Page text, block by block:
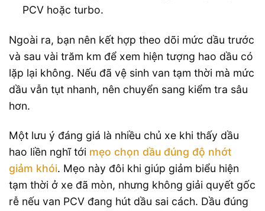
PCV hoặc turbo.
Ngoài ra, bạn nên kết hợp theo dõi mức dầu trước
và sau vài trăm km để xem hiện tượng hao dầu có
lặp lại không. Nếu đã vệ sinh van tạm thời mà mức
dầu vẫn tụt nhanh, nên chuyển sang kiểm tra sâu
hơn.
Một lưu ý đáng giá là nhiều chủ xe khi thấy dầu
hao liền nghĩ tới mẹo chọn dầu đúng độ nhớt
giảm khói. Mẹo này đôi khi giúp giảm biểu hiện
tạm thời ở xe đã mòn, nhưng không giải quyết gốc
rễ nếu van PCV đang hút dầu sai cách. Dầu đúng